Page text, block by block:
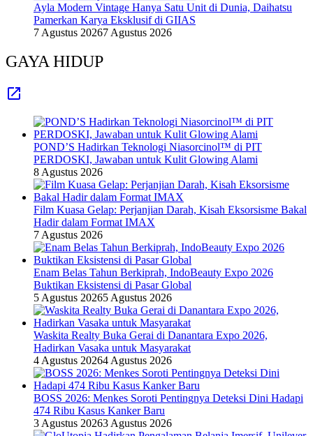
Ayla Modern Vintage Hanya Satu Unit di Dunia, Daihatsu
Pamerkan Karya Eksklusif di GIIAS
7 Agustus 20267 Agustus 2026
GAYA HIDUP
POND’S Hadirkan Teknologi Niasorcinol™ di PIT
PERDOSKI, Jawaban untuk Kulit Glowing Alami
8 Agustus 2026
Film Kuasa Gelap: Perjanjian Darah, Kisah Eksorsisme Bakal
Hadir dalam Format IMAX
7 Agustus 2026
Enam Belas Tahun Berkiprah, IndoBeauty Expo 2026
Buktikan Eksistensi di Pasar Global
5 Agustus 20265 Agustus 2026
Waskita Realty Buka Gerai di Danantara Expo 2026,
Hadirkan Vasaka untuk Masyarakat
4 Agustus 20264 Agustus 2026
BOSS 2026: Menkes Soroti Pentingnya Deteksi Dini Hadapi
474 Ribu Kasus Kanker Baru
3 Agustus 20263 Agustus 2026